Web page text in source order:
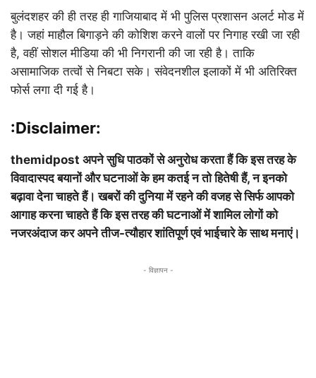
बुलंदशहर की ही तरह ही गाजियाबाद में भी पुलिस प्रशासन अलर्ट मोड में
है। जहां माहौल बिगाड़ने की कोशिश करने वालों पर निगाह रखी जा रही
है, वहीं सोशल मीडिया की भी निगरानी की जा रही है। ताकि
असामाजिक तत्वों से निबटा सके। संवेदनशील इलाकों में भी अतिरिक्त
फोर्स लगा दी गई है।
:Disclaimer:
themidpost अपने सुधि पाठकों से अनुरोध करता हैं कि इस तरह के
विवादास्पद बयानों और घटनाओं के हम कतई न तो हितेषी हैं, न इनको
बढ़ावा देना चाहते हैं। खबरों की दुनिया में रहने की वजह से सिर्फ आपको
आगाह करना चाहते हैं कि इस तरह की घटनाओं में शामिल लोगों को
नजरअंदाज कर अपने तीज-त्यौहार शांतिपूर्ण एवं भाईचारे के साथ मनाएं।
- विज्ञापन -